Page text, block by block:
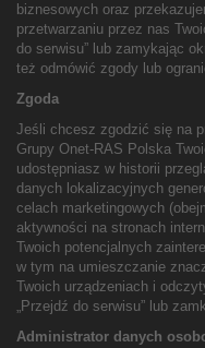
biznesowych oraz
przetwarzaniu przez nas
do serwisu” lub zamykając
też odmówić zgody lub
Zgoda
Jeśli chcesz zgodzić się na
Grupy Onet-RAS Polska
udostępniasz w historii
danych lokalizacyjnych
celach marketingowych
aktywności na stronach
Twoich potencjalnych
w tym na umieszczanie
Twoich urządzeniach i
„Przejdź do serwisu” lub
Administrator danych